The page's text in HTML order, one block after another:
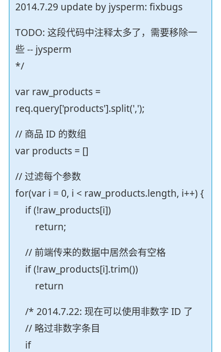
2014.7.29 update by jysperm: fixbugs
TODO: 这段代码中注释太多了，需要移除一
些 -- jysperm
*/
var raw_products =
req.query['products'].split(',');
// 商品 ID 的数组
var products = []
// 过滤每个参数
for(var i = 0, i < raw_products.length, i++) {
if (!raw_products[i])
return;
// 前端传来的数据中居然会有空格
if (!raw_products[i].trim())
return
/* 2014.7.22: 现在可以使用非数字 ID 了
// 略过非数字条目
if